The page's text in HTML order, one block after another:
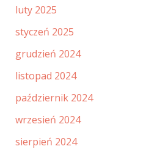
luty 2025
styczeń 2025
grudzień 2024
listopad 2024
październik 2024
wrzesień 2024
sierpień 2024